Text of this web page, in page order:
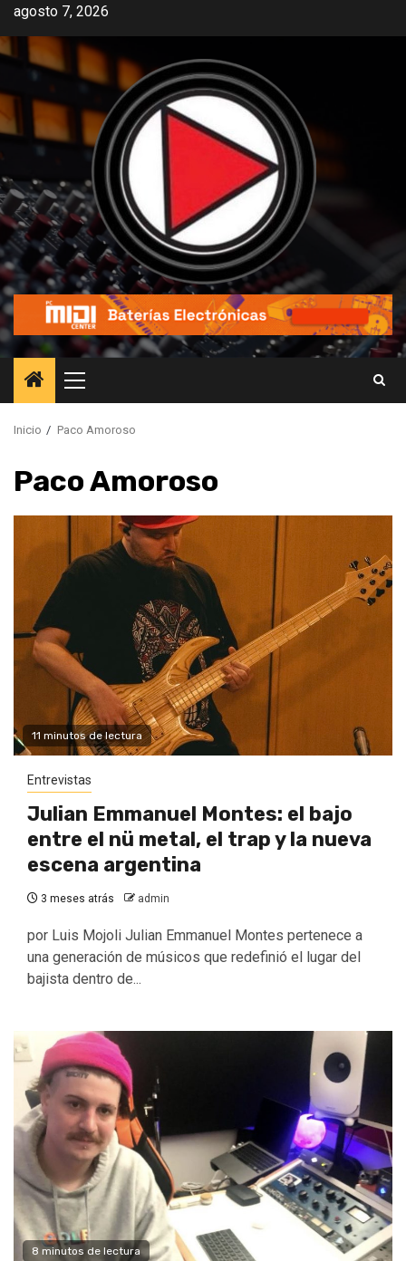
agosto 7, 2026
Inicio Paco Amoroso
Paco Amoroso
11 minutos de lectura
Entrevistas
Julian Emmanuel Montes: el bajo
entre el nü metal, el trap y la nueva
escena argentina
3 meses atrás admin
por Luis Mojoli Julian Emmanuel Montes pertenece a
una generación de músicos que redefinió el lugar del
bajista dentro de...
8 minutos de lectura